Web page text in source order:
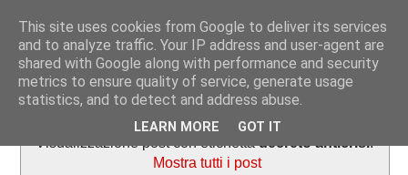
Informazioni per tutti
Dedicato a lavoratori e pensionati.
Visualizzazione post con etichettadecreto anticrisi.
Mostra tutti i post
This site uses cookies from Google to deliver its services
and to analyze traffic. Your IP address and user-agent are
shared with Google along with performance and security
metrics to ensure quality of service, generate usage
statistics, and to detect and address abuse.
LEARN MORE GOT IT